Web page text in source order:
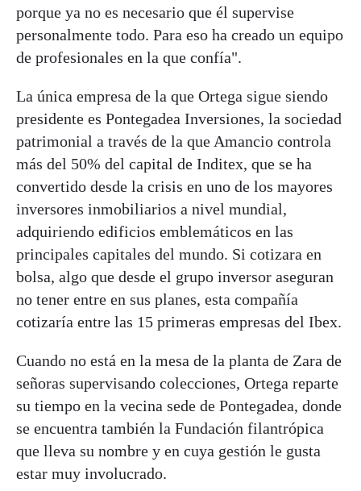
porque ya no es necesario que él supervise
personalmente todo. Para eso ha creado un equipo
de profesionales en la que confía".
La única empresa de la que Ortega sigue siendo
presidente es Pontegadea Inversiones, la sociedad
patrimonial a través de la que Amancio controla
más del 50% del capital de Inditex, que se ha
convertido desde la crisis en uno de los mayores
inversores inmobiliarios a nivel mundial,
adquiriendo edificios emblemáticos en las
principales capitales del mundo. Si cotizara en
bolsa, algo que desde el grupo inversor aseguran
no tener entre en sus planes, esta compañía
cotizaría entre las 15 primeras empresas del Ibex.
Cuando no está en la mesa de la planta de Zara de
señoras supervisando colecciones, Ortega reparte
su tiempo en la vecina sede de Pontegadea, donde
se encuentra también la Fundación filantrópica
que lleva su nombre y en cuya gestión le gusta
estar muy involucrado.